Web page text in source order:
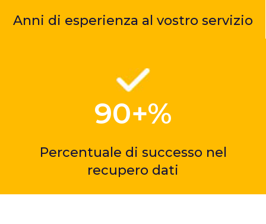
Anni di esperienza al vostro servizio
90+%
Percentuale di successo nel
recupero dati